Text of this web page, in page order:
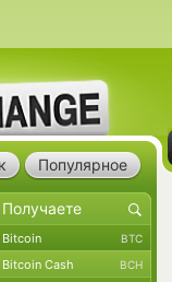
Популярное
Bitcoin BTC
Bitcoin Cash BCH